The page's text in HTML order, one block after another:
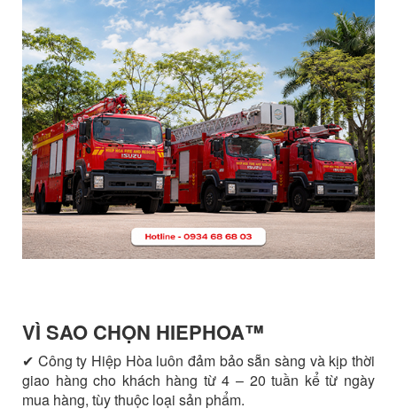
VÌ SAO CHỌN HIEPHOA™️
✔ Công ty Hiệp Hòa luôn đảm bảo sẵn sàng và kịp thời
giao hàng cho khách hàng từ 4 – 20 tuần kể từ ngày
mua hàng, tùy thuộc loại sản phẩm.